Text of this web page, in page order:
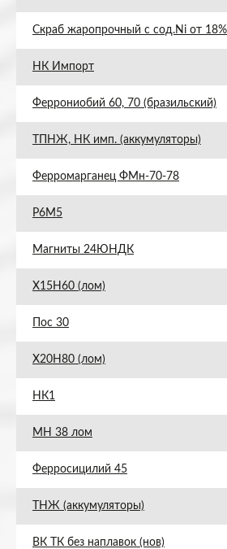
Скраб жаропрочный с сод.Ni от
НК Импорт
Феррониобий 60, 70 (бразильский)
ТПНЖ, НК имп. (аккумуляторы)
Ферромарганец ФМн-70-78
Р6М5
Магниты 24ЮНДК
Х15Н60 (лом)
Пос 30
Х20Н80 (лом)
НК1
МН 38 лом
Ферросицилий 45
ТНЖ (аккумуляторы)
ВК ТК без наплавок (нов)